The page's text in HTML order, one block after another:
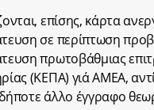
επίσης, κάρτα
σε περίπτωση
πρωτοβάθμιας
(ΚΕΠΑ) γιά ΑΜΕΑ,
άλλο έγγραφο